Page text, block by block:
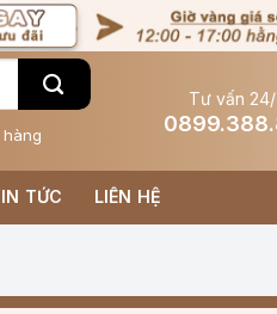
Tư vấn
TỨC LIÊN HỆ